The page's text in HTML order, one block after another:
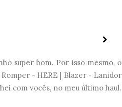
super bom. Por isso mesmo, o
- HERE | Blazer - Lanidor
com vocês, no meu último haul.